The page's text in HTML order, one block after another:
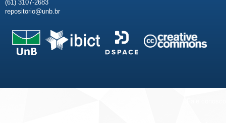
(61) 3107-2683
repositorio@unb.br